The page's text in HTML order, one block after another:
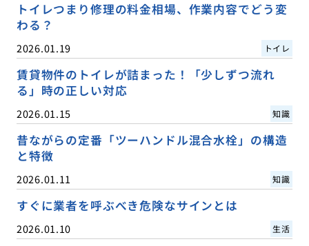
トイレつまり修理の料金相場、作業内容でどう変
わる？
2026.01.19 トイレ
賃貸物件のトイレが詰まった！「少しずつ流れ
る」時の正しい対応
2026.01.15 知識
昔ながらの定番「ツーハンドル混合水栓」の構造
と特徴
2026.01.11 知識
すぐに業者を呼ぶべき危険なサインとは
2026.01.10 生活